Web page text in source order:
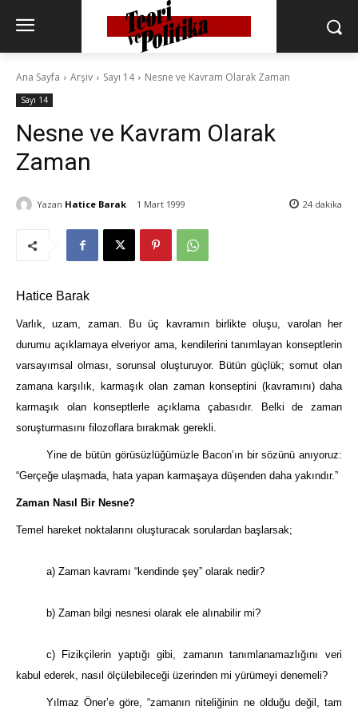
Ana Sayfa Arşiv Sayı 14 Nesne ve Kavram Olarak Zaman
Sayı 14
Nesne ve Kavram Olarak
Zaman
Yazan Hatice Barak 1 Mart 1999 24 dakika
Hatice Barak
Varlık, uzam, zaman. Bu üç kavramın birlikte oluşu, varolan her
durumu açıklamaya elveriyor ama, kendilerini tanımlayan konseptlerin
varsayımsal olması, sorunsal oluşturuyor. Bütün güçlük; somut olan
zamana karşılık, karmaşık olan zaman konseptini (kavramını) daha
karmaşık olan konseptlerle açıklama çabasıdır. Belki de zaman
soruşturmasını filozoflara bırakmak gerekli.
Yine de bütün görüsüzlüğümüzle Bacon’ın bir sözünü anıyoruz:
“Gerçeğe ulaşmada, hata yapan karmaşaya düşenden daha yakındır.”
Zaman Nasıl Bir Nesne?
Temel hareket noktalarını oluşturacak sorulardan başlarsak;
a) Zaman kavramı “kendinde şey” olarak nedir?
b) Zaman bilgi nesnesi olarak ele alınabilir mi?
c) Fizikçilerin yaptığı gibi, zamanın tanımlanamazlığını veri
kabul ederek, nasıl ölçülebileceği üzerinden mi yürümeyi denemeli?
Yılmaz Öner’e göre, “zamanın niteliğinin ne olduğu değil, tam